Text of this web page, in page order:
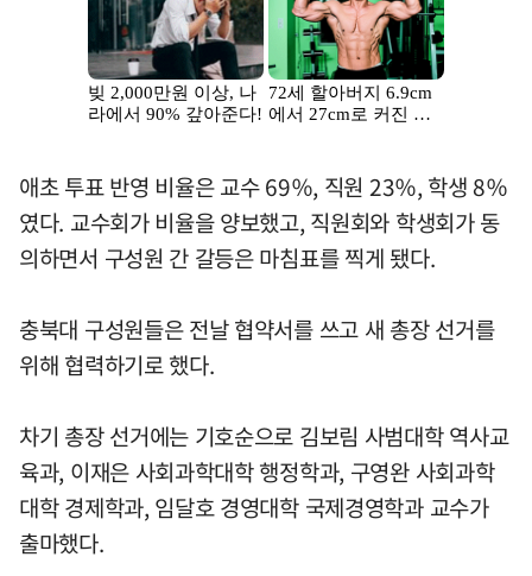
애초 투표 반영 비율은 교수 69％, 직원 23％, 학생 8％
였다. 교수회가 비율을 양보했고, 직원회와 학생회가 동
의하면서 구성원 간 갈등은 마침표를 찍게 됐다.
충북대 구성원들은 전날 협약서를 쓰고 새 총장 선거를
위해 협력하기로 했다.
차기 총장 선거에는 기호순으로 김보림 사범대학 역사교
육과, 이재은 사회과학대학 행정학과, 구영완 사회과학
대학 경제학과, 임달호 경영대학 국제경영학과 교수가
출마했다.